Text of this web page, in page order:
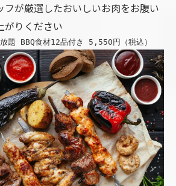
フが厳選したおいしいお肉をお腹い
がりください
題 BBQ食材12品付き 5,550円（税込）